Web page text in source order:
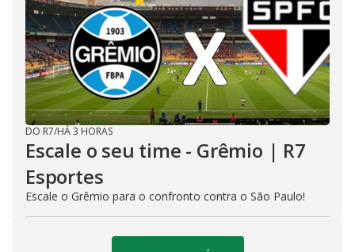
DO R7/HÁ 3 HORAS
Escale o seu time - Grêmio | R7
Esportes
Escale o Grêmio para o confronto contra o São Paulo!